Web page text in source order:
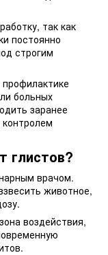
так как
постоянно
строгим
больных
заранее
глистов?
врачом.
животное,
воздействия,